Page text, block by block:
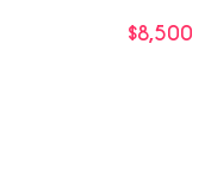
$8,500